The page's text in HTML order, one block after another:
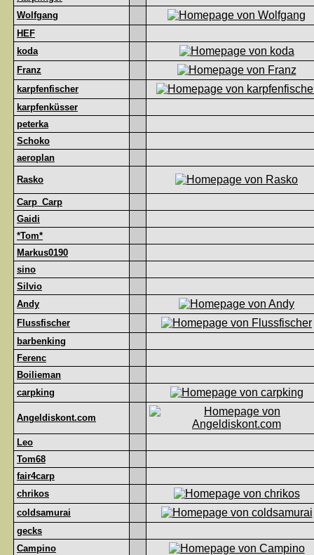
Wolfgang
HEF
koda
Franz
karpfenfischer
karpfenküsser
peterka
Schoko
aeroplan
Rasko
Carp_Carp
Gaidi
*Tom*
Markus0190
sino
Silvio
Andy
Flussfischer
barbenking
Ferenc
Boilieman
carpking
Angeldiskont.com
Leo
Tom68
fair4carp
chrikos
coldsamurai
gecks
Campino